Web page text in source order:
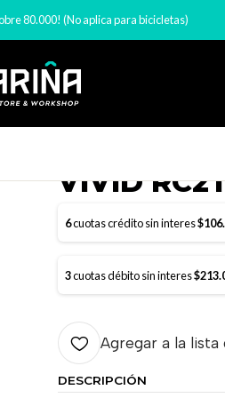
80.000! (No aplica para bicicletas)
SRAM VIVID ULTIMATE VIVID
|
SHOCK
VIVID
6cuotas crédito sin interes
3cuotas débito sin interes
Agregar a la lista
DESCRIPCIÓN